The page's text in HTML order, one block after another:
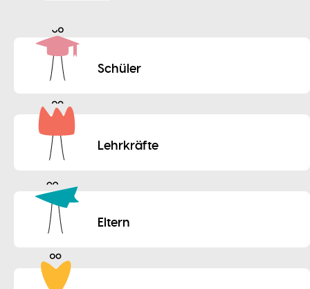
Schüler
Lehrkräfte
Eltern